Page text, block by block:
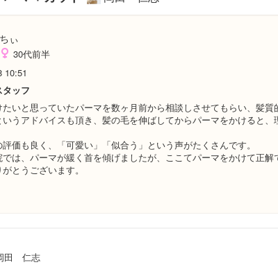
ちぃ
30代前半
10:51
ッフ
いと思っていたパーマを数ヶ月前から相談しさせてもらい、髪質
いうアドバイスも頂き、髪の毛を伸ばしてからパーマをかけると、
価も良く、「可愛い」「似合う」という声がたくさんです。
は、パーマが緩く首を傾げましたが、ここてパーマをかけて正解
とうございます。
田 仁志